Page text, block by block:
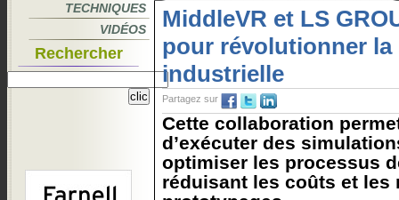
TECHNIQUES
VIDÉOS
Rechercher
MiddleVR et LS
pour révolutionner
industrielle
Partagez sur
Cette collaboration
d’exécuter des
optimiser les processus
réduisant les coûts et les